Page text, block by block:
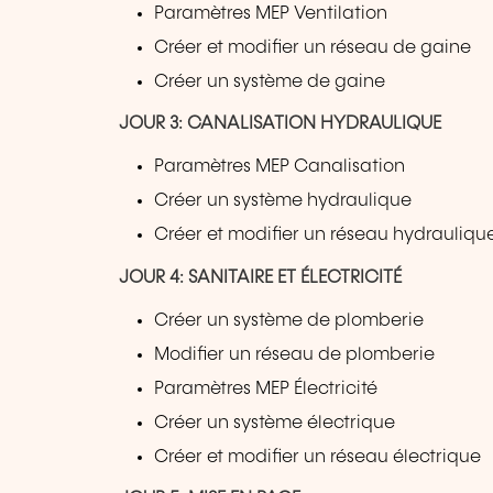
Paramètres MEP Ventilation
Créer et modifier un réseau de gaine
Créer un système de gaine
JOUR 3: CANALISATION HYDRAULIQUE
Paramètres MEP Canalisation
Créer un système hydraulique
Créer et modifier un réseau
JOUR 4: SANITAIRE ET ÉLECTRICITÉ
Créer un système de plomberie
Modifier un réseau de plomberie
Paramètres MEP Électricité
Créer un système électrique
Créer et modifier un réseau électrique